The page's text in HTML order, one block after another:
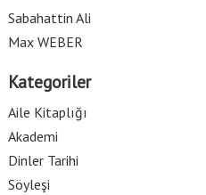
Sabahattin Ali
Max WEBER
Kategoriler
Aile Kitaplığı
Akademi
Dinler Tarihi
Söyleşi